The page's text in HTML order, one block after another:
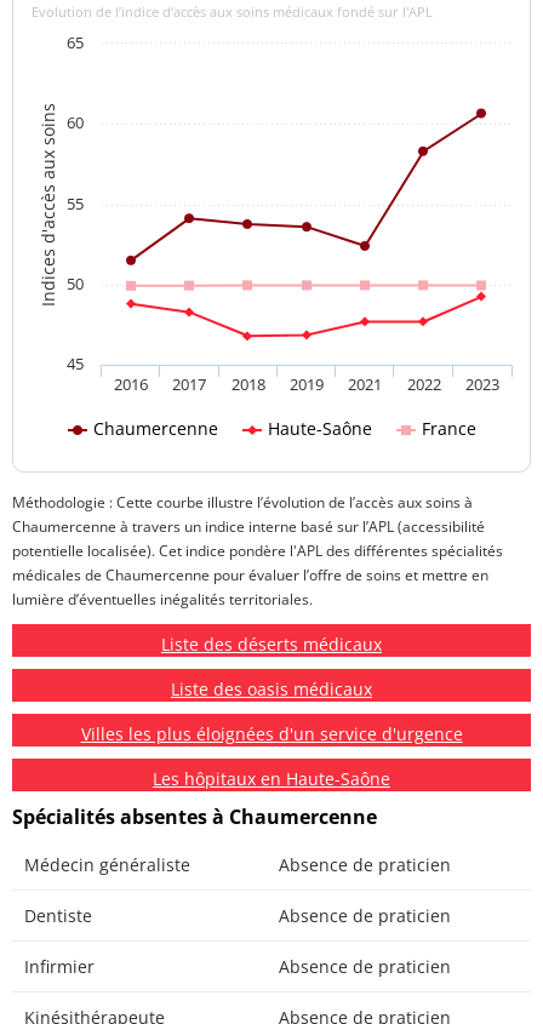
Indices d'accès aux soins
Evolution de l’indice d’accès aux soins médicaux fondé sur l'APL
Chaumercenne Haute-Saône France
2016 2017 2018 2019 2021 2022 2023
45
50
55
60
65
Méthodologie : Cette courbe illustre l’évolution de l’accès aux soins à
Chaumercenne à travers un indice interne basé sur l’APL (accessibilité
potentielle localisée). Cet indice pondère l'APL des différentes spécialités
médicales de Chaumercenne pour évaluer l’offre de soins et mettre en
lumière d’éventuelles inégalités territoriales.
Liste des déserts médicaux
Liste des oasis médicaux
Villes les plus éloignées d'un service d'urgence
Les hôpitaux en Haute-Saône
Spécialités absentes à Chaumercenne
Médecin généraliste Absence de praticien
Dentiste Absence de praticien
Infirmier Absence de praticien
Kinésithérapeute Absence de praticien